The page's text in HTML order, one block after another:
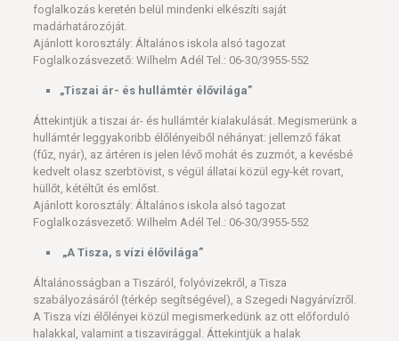
foglalkozás keretén belül mindenki elkészíti saját
madárhatározóját.
Ajánlott korosztály: Általános iskola alsó tagozat
Foglalkozásvezető: Wilhelm Adél Tel.: 06-30/3955-552
„Tiszai ár- és hullámtér élővilága”
Áttekintjük a tiszai ár- és hullámtér kialakulását. Megismerünk a
hullámtér leggyakoribb élőlényeiből néhányat: jellemző fákat
(fűz, nyár), az ártéren is jelen lévő mohát és zuzmót, a kevésbé
kedvelt olasz szerbtövist, s végül állatai közül egy-két rovart,
hüllőt, kétéltűt és emlőst.
Ajánlott korosztály: Általános iskola alsó tagozat
Foglalkozásvezető: Wilhelm Adél Tel.: 06-30/3955-552
„A Tisza, s vízi élővilága”
Általánosságban a Tiszáról, folyóvizekről, a Tisza
szabályozásáról (térkép segítségével), a Szegedi Nagyárvízről.
A Tisza vízi élőlényei közül megismerkedünk az ott előforduló
halakkal, valamint a tiszavirággal. Áttekintjük a halak